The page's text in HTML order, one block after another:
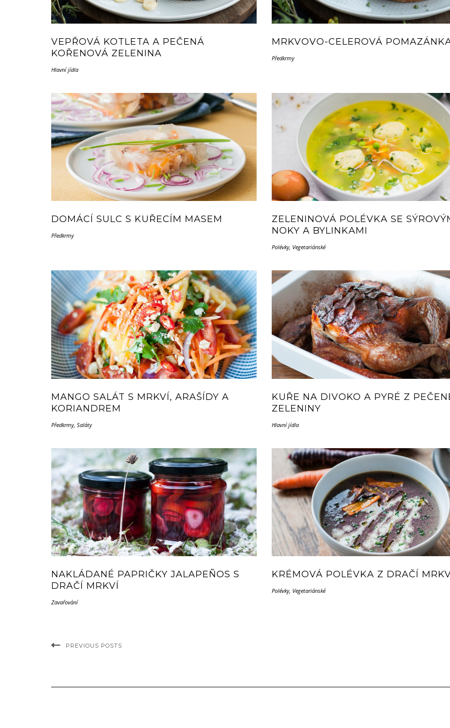
VEPŘOVÁ KOTLETA A PEČENÁ
KOŘENOVÁ ZELENINA
Hlavní jídla
MRKVOVO-CELEROVÁ
Předkrmy
DOMÁCÍ SULC S KUŘECÍM MASEM
Předkrmy
ZELENINOVÁ POLÉVKA SE
NOKY A BYLINKAMI
Polévky, Vegetariánské
MANGO SALÁT S MRKVÍ, ARAŠÍDY A
KORIANDREM
Předkrmy, Saláty
KUŘE NA DIVOKO A PYRÉ Z
ZELENINY
Hlavní jídla
NAKLÁDANÉ PAPRIČKY JALAPEÑOS S
DRAČÍ MRKVÍ
Zavařování
KRÉMOVÁ POLÉVKA Z DRAČÍ
Polévky, Vegetariánské
PREVIOUS POSTS